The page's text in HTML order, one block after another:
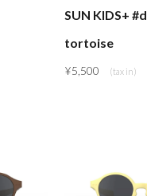
SUN KIDS+ #d
tortoise
¥5,500